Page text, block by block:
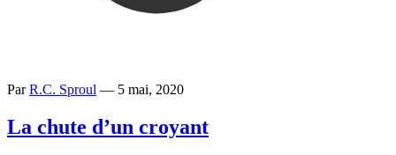
ParR.C. Sproul — 5 mai, 2020
La chute d’un croyant